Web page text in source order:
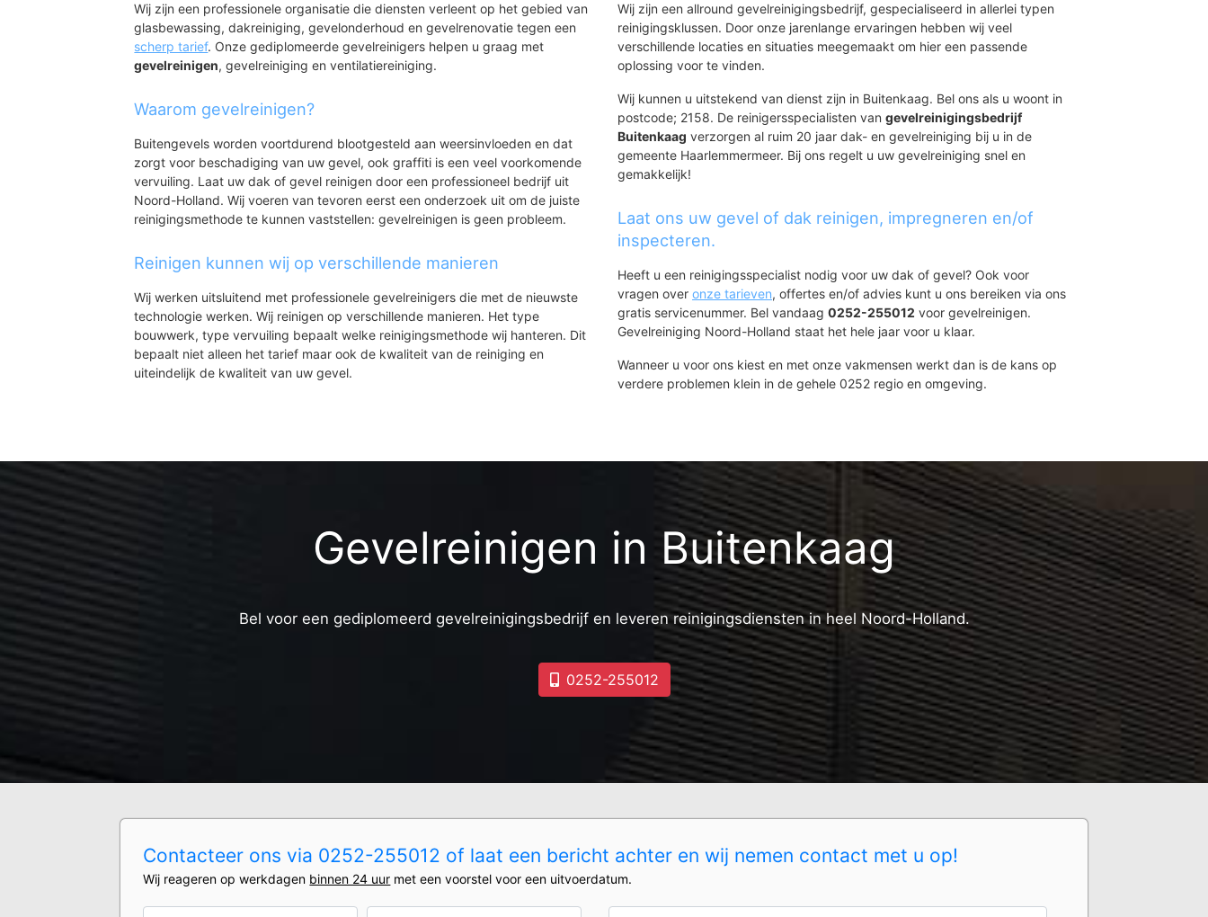
Wij zijn een professionele organisatie die diensten verleent op het gebied van
glasbewassing, dakreiniging, gevelonderhoud en gevelrenovatie tegen een
scherp tarief. Onze gediplomeerde gevelreinigers helpen u graag met
gevelreinigen, gevelreiniging en ventilatiereiniging.
Waarom gevelreinigen?
Buitengevels worden voortdurend blootgesteld aan weersinvloeden en dat
zorgt voor beschadiging van uw gevel, ook graffiti is een veel voorkomende
vervuiling. Laat uw dak of gevel reinigen door een professioneel bedrijf uit
Noord-Holland. Wij voeren van tevoren eerst een onderzoek uit om de juiste
reinigingsmethode te kunnen vaststellen: gevelreinigen is geen probleem.
Reinigen kunnen wij op verschillende manieren
Wij werken uitsluitend met professionele gevelreinigers die met de nieuwste
technologie werken. Wij reinigen op verschillende manieren. Het type
bouwwerk, type vervuiling bepaalt welke reinigingsmethode wij hanteren. Dit
bepaalt niet alleen het tarief maar ook de kwaliteit van de reiniging en
uiteindelijk de kwaliteit van uw gevel.
Wij zijn een allround gevelreinigingsbedrijf, gespecialiseerd in allerlei typen
reinigingsklussen. Door onze jarenlange ervaringen hebben wij veel
verschillende locaties en situaties meegemaakt om hier een passende
oplossing voor te vinden.
Wij kunnen u uitstekend van dienst zijn in Buitenkaag. Bel ons als u woont in
postcode; 2158. De reinigersspecialisten van gevelreinigingsbedrijf
Buitenkaag verzorgen al ruim 20 jaar dak- en gevelreiniging bij u in de
gemeente Haarlemmermeer. Bij ons regelt u uw gevelreiniging snel en
gemakkelijk!
Laat ons uw gevel of dak reinigen, impregneren en/of
inspecteren.
Heeft u een reinigingsspecialist nodig voor uw dak of gevel? Ook voor
vragen over onze tarieven, offertes en/of advies kunt u ons bereiken via ons
gratis servicenummer. Bel vandaag 0252-255012 voor gevelreinigen.
Gevelreiniging Noord-Holland staat het hele jaar voor u klaar.
Wanneer u voor ons kiest en met onze vakmensen werkt dan is de kans op
verdere problemen klein in de gehele 0252 regio en omgeving.
Gevelreinigen in Buitenkaag
Bel voor een gediplomeerd gevelreinigingsbedrijf en leveren reinigingsdiensten in heel Noord-Holland.
0252-255012
Contacteer ons via 0252-255012 of laat een bericht achter en wij nemen contact met u op!
Wij reageren op werkdagen binnen 24 uur met een voorstel voor een uitvoerdatum.